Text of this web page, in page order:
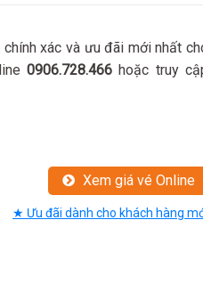
xác và ưu đãi mới nhất
0906.728.466hoặc truy
Xem giá vé Online
★ Ưu đãi dành cho khách hàng